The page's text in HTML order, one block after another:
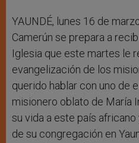
YAUNDÉ, lunes 16 de
Camerún se prepara a
Iglesia que este martes le
evangelización de los
querido hablar con uno de
misionero oblato de María
su vida a este país
de su congregación en